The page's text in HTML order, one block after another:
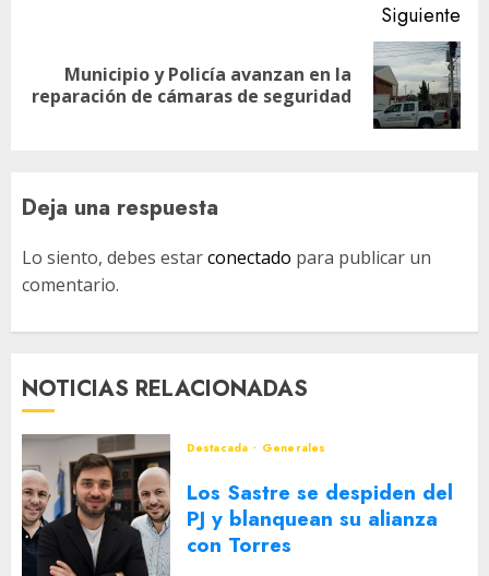
Siguiente
Siguiente
entrada:
Municipio y Policía avanzan en la
reparación de cámaras de seguridad
Deja una respuesta
Lo siento, debes estarconectado para publicar un
comentario.
NOTICIAS RELACIONADAS
Destacada Generales
Los Sastre se despiden del
PJ y blanquean su alianza
con Torres